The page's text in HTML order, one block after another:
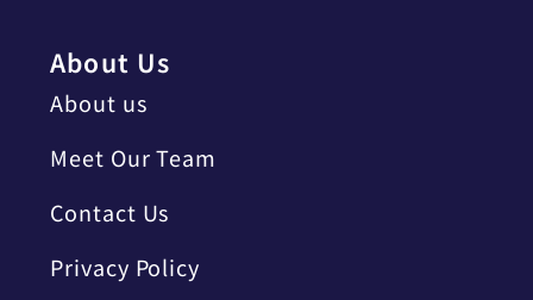
About Us
About us
Meet Our Team
Contact Us
Privacy Policy